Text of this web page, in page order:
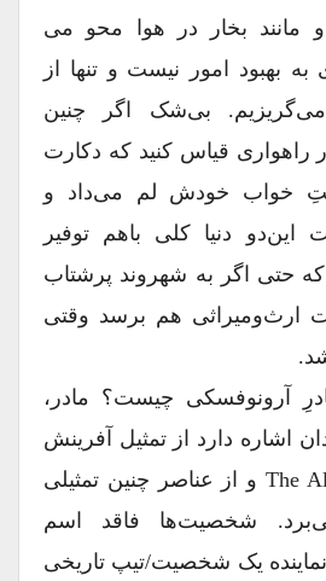
مانند بخار در هوا محو می
بهبود امور نیست و تنها از
بی‌شک اگر چنین
راهواری قیاس کنید که دکارت
خواب خودش لم می‌داد و
دنیا کلی باهم توفیر
حتی اگر به شهروند پرشتاب
ارث‌ومیراثی هم برسد وقتی
آرونوفسکی چیست؟ مادر،
اشاره دارد از تمثیل آفرینش
The Allegory Of Creation و از عناصر چنین تمثیلی
شخصیت‌ها فاقد اسم
یک شخصیت/تیپ تاریخی